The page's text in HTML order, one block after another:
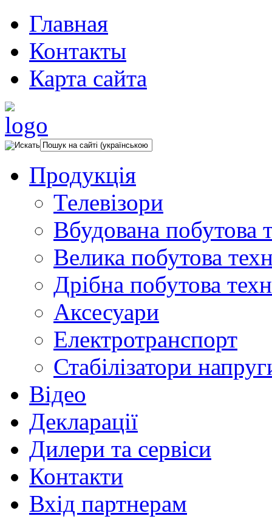
Главная
Контакты
Карта сайта
Продукція
Телевізори
Вбудована побутова
Велика побутова
Дрібна побутова
Аксесуари
Електротранспорт
Стабілізатори
Відео
Декларації
Дилери та сервіси
Контакти
Вхід партнерам